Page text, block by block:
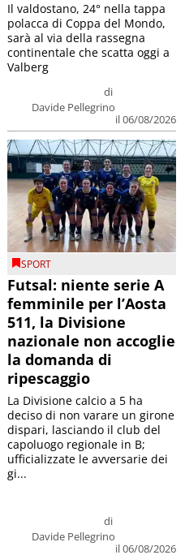
di
Davide Pellegrino
il 06/08/2026
Il valdostano, 24° nella tappa
polacca di Coppa del Mondo,
sarà al via della rassegna
continentale che scatta oggi a
Valberg
SPORT
Futsal: niente serie A
femminile per l’Aosta
511, la Divisione
nazionale non accoglie
la domanda di
ripescaggio
di
Davide Pellegrino
il 06/08/2026
La Divisione calcio a 5 ha
deciso di non varare un girone
dispari, lasciando il club del
capoluogo regionale in B;
ufficializzate le avversarie dei
gi...